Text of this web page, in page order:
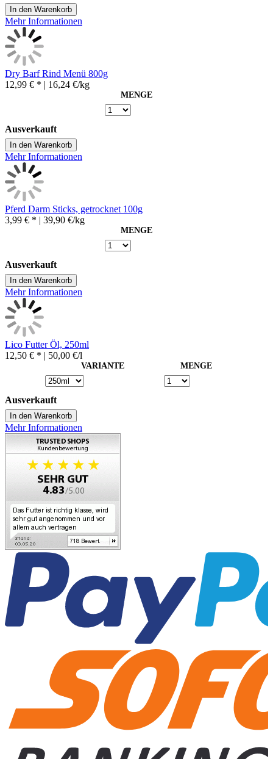
In den Warenkorb
Mehr Informationen
Dry Barf Rind Menü 800g
12,99 € * | 16,24 €/kg
MENGE
Ausverkauft
In den Warenkorb
Mehr Informationen
Pferd Darm Sticks, getrocknet 100g
3,99 € * | 39,90 €/kg
MENGE
Ausverkauft
In den Warenkorb
Mehr Informationen
Lico Futter Öl, 250ml
12,50 € * | 50,00 €/l
VARIANTE MENGE
Ausverkauft
In den Warenkorb
Mehr Informationen